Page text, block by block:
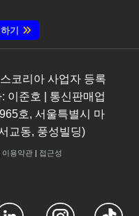
기
코리아 사업자 등록
이준호 | 통신판매업
호, 서울특별시 마
교동, 풍성빌딩)
이용약관| 접근성